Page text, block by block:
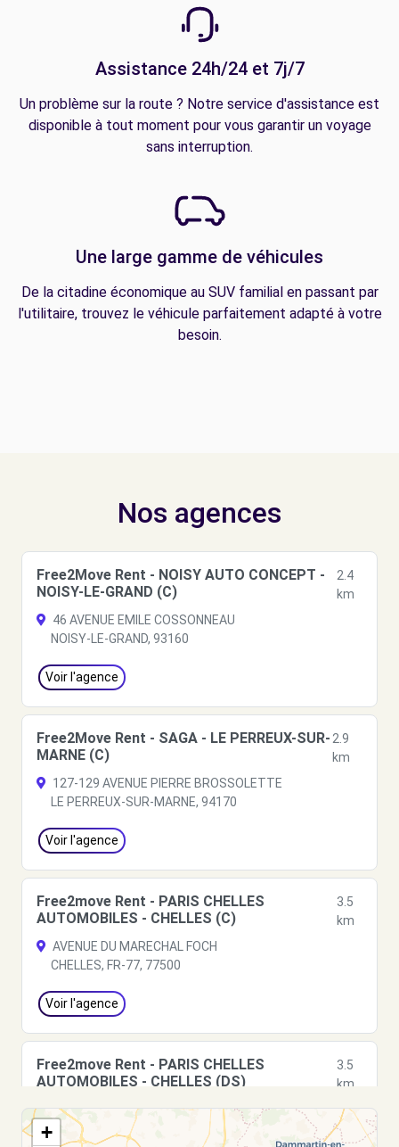
Assistance 24h/24 et 7j/7
Un problème sur la route ? Notre service d'assistance est
disponible à tout moment pour vous garantir un voyage
sans interruption.
Une large gamme de véhicules
De la citadine économique au SUV familial en passant par
l'utilitaire, trouvez le véhicule parfaitement adapté à votre
besoin.
Nos agences
Free2Move Rent - NOISY AUTO CONCEPT -
NOISY-LE-GRAND (C)
2.4
km
46 AVENUE EMILE COSSONNEAU
NOISY-LE-GRAND, 93160
Voir l'agence
Free2Move Rent - SAGA - LE PERREUX-SUR-
MARNE (C)
2.9
km
127-129 AVENUE PIERRE BROSSOLETTE
LE PERREUX-SUR-MARNE, 94170
Voir l'agence
Free2move Rent - PARIS CHELLES
AUTOMOBILES - CHELLES (C)
3.5
km
AVENUE DU MARECHAL FOCH
CHELLES, FR-77, 77500
Voir l'agence
Free2move Rent - PARIS CHELLES
AUTOMOBILES - CHELLES (DS)
3.5
km
59/61 AVENUE DU MARECHAL FOCH
CHELLES, FR-77, 77500
+